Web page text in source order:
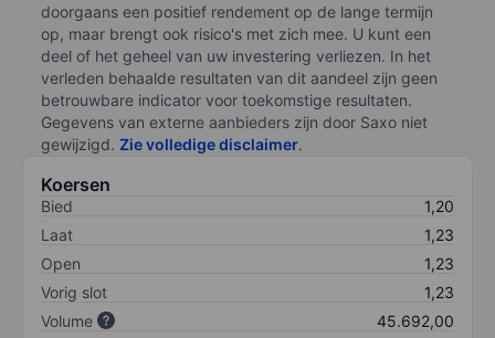
doorgaans een positief rendement op de lange termijn
op, maar brengt ook risico's met zich mee. U kunt een
deel of het geheel van uw investering verliezen. In het
verleden behaalde resultaten van dit aandeel zijn geen
betrouwbare indicator voor toekomstige resultaten.
Gegevens van externe aanbieders zijn door Saxo niet
gewijzigd. Zie volledige disclaimer.
Koersen
Bied
1,20
Laat
1,23
Open
1,23
Vorig slot
1,23
Volume
45.692,00